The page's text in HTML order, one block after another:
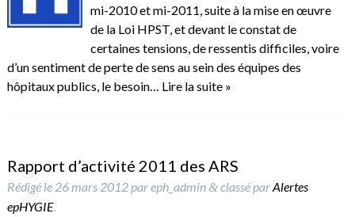
mi-2010 et mi-2011, suite à la mise en œuvre
de la Loi HPST, et devant le constat de
certaines tensions, de ressentis difficiles, voire
d’un sentiment de perte de sens au sein des équipes des
hôpitaux publics, le besoin… Lire la suite »
Rapport d’activité 2011 des ARS
Rédigé le 26 mars 2012pareph_admin &classé parAlertes
epHYGIE.